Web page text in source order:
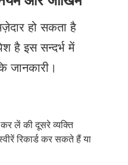
हो सकता है
है इस सन्दर्भ में
जानकारी।
लें की दूसरे व्यक्ति
रिकार्ड कर सकते हैं या